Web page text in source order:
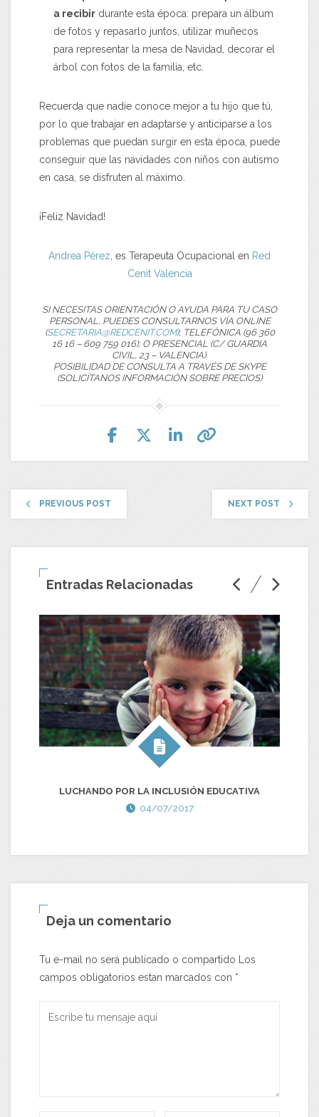
a recibir durante esta época: prepara un álbum
de fotos y repasarlo juntos, utilizar muñecos
para representar la mesa de Navidad, decorar el
árbol con fotos de la familia, etc.
Recuerda que nadie conoce mejor a tu hijo que tú,
por lo que trabajar en adaptarse y anticiparse a los
problemas que puedan surgir en esta época, puede
conseguir que las navidades con niños con autismo
en casa, se disfruten al máximo.
¡Feliz Navidad!
Andrea Pérez , es Terapeuta Ocupacional en Red
Cenit Valencia
SI NECESITAS ORIENTACIÓN O AYUDA PARA TU CASO
PERSONAL, PUEDES CONSULTARNOS VÍA ONLINE
(SECRETARIA@REDCENIT.COM); TELEFÓNICA (96 360
16 16 – 609 759 016); O PRESENCIAL (C/ GUARDIA
CIVIL, 23 – VALENCIA).
POSIBILIDAD DE CONSULTA A TRAVÉS DE SKYPE
(SOLICÍTANOS INFORMACIÓN SOBRE PRECIOS)
PREVIOUS POST NEXT POST
Entradas Relacionadas
LUCHANDO POR LA INCLUSIÓN EDUCATIVA
04/07/2017
Deja un comentario
Tu e-mail no será publicado o compartido Los
campos obligatorios estan marcados con *